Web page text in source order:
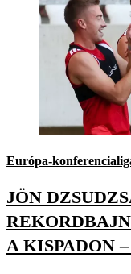
Európa-
JÖN
A KISPADON